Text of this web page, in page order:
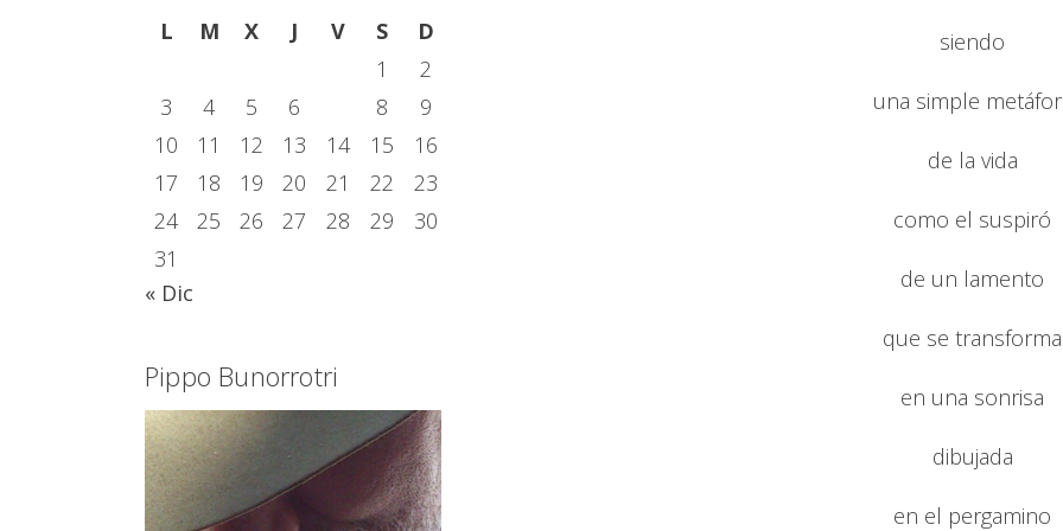
L M X J V S
D
1
2
3
4 5 6 8
9
10
11 12 13 14 15
16
17
18 19 20 21 22
23
24
25 26 27 28 29
30
31
« Dic
Pippo Bunorrotri
siendo
una simple
de la vida
como el suspiró
de un lamento
que se transforma
en una sonrisa
dibujada
en el pergamino